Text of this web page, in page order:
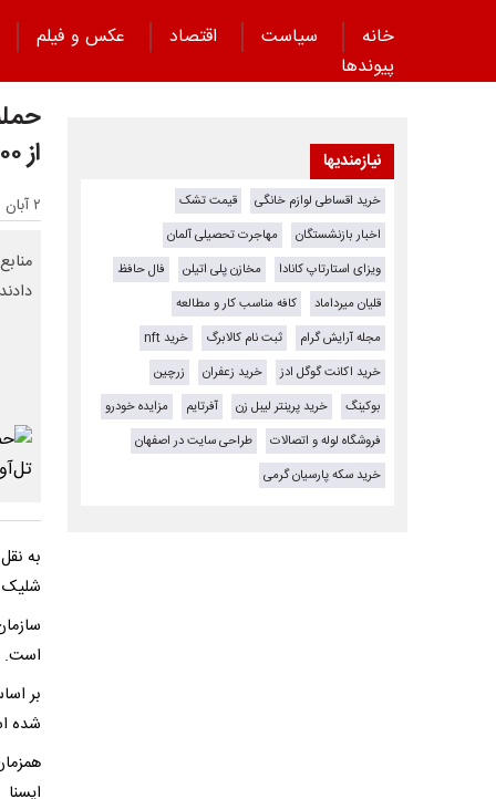
خانه سیاست اقتصاد
عکس و فیلم
پیوند‌ها
از ۱۰۰ منطقه در تل‌آویو
۲ آبان ۱۴۰۳ - ۲۲:۵۰
به
است.
بر
شده
ایسنا
نیازمندیها
خرید اقساطی لوازم خانگی
قیمت تشک
اخبار بازنشستگان
مهاجرت تحصیلی آلمان
ویزای استارتاپ کانادا
مخازن پلی اتیلن
فال حافظ
قلیان میرداماد
کافه مناسب کار و مطالعه
مجله آرایش گرام
ثبت نام کالابرگ
خرید nft
خرید اکانت گوگل ادز
خرید زعفران
زرچین
بوکینگ
خرید پرینتر لیبل زن آفرتایم
مزایده خودرو
فروشگاه لوله و اتصالات
طراحی سایت در اصفهان
خرید سکه پارسیان گرمی